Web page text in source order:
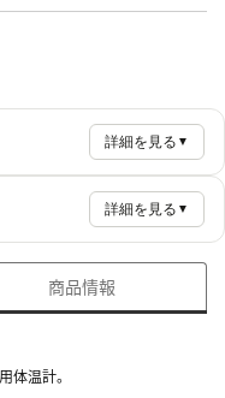
詳細を見る ▼
詳細を見る ▼
商品情報
温計。